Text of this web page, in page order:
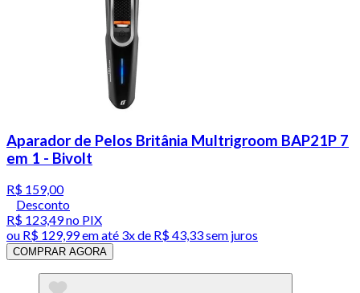
Aparador de Pelos Britânia Multrigroom BAP21P 7
em 1 - Bivolt
R$ 159,00
Desconto
R$ 123,49no PIX
ou R$ 129,99em até 3x de R$ 43,33 sem juros
COMPRAR AGORA